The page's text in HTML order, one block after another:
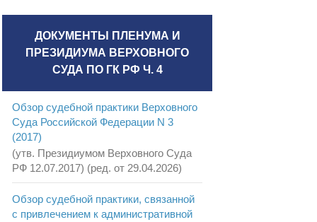
ДОКУМЕНТЫ ПЛЕНУМА И
ПРЕЗИДИУМА ВЕРХОВНОГО
СУДА ПО ГК РФ Ч. 4
Обзор судебной практики Верховного
Суда Российской Федерации N 3
(2017)
(утв. Президиумом Верховного Суда
РФ 12.07.2017) (ред. от 29.04.2026)
Обзор судебной практики, связанной
с привлечением к административной